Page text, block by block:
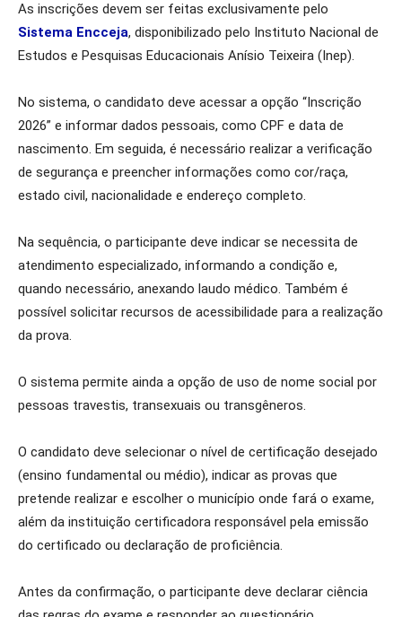
As inscrições devem ser feitas exclusivamente pelo
Sistema Encceja, disponibilizado pelo Instituto Nacional de
Estudos e Pesquisas Educacionais Anísio Teixeira (Inep).
No sistema, o candidato deve acessar a opção “Inscrição
2026” e informar dados pessoais, como CPF e data de
nascimento. Em seguida, é necessário realizar a verificação
de segurança e preencher informações como cor/raça,
estado civil, nacionalidade e endereço completo.
Na sequência, o participante deve indicar se necessita de
atendimento especializado, informando a condição e,
quando necessário, anexando laudo médico. Também é
possível solicitar recursos de acessibilidade para a realização
da prova.
O sistema permite ainda a opção de uso de nome social por
pessoas travestis, transexuais ou transgêneros.
O candidato deve selecionar o nível de certificação desejado
(ensino fundamental ou médio), indicar as provas que
pretende realizar e escolher o município onde fará o exame,
além da instituição certificadora responsável pela emissão
do certificado ou declaração de proficiência.
Antes da confirmação, o participante deve declarar ciência